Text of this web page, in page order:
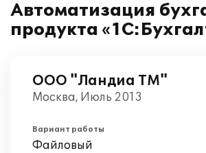
Автоматизация
продукта
ООО "Ландиа ТМ"
Москва, Июль 2013
Вариант работы
Файловый